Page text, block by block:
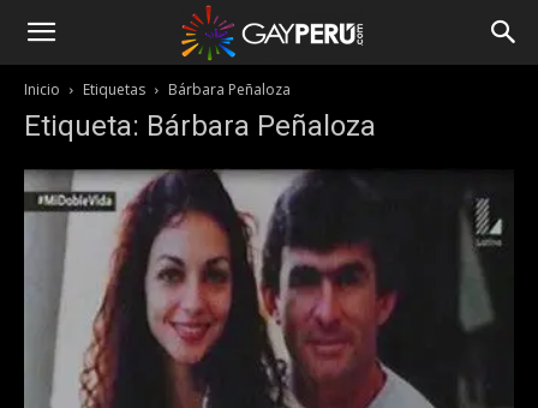
Inicio Etiquetas Bárbara Peñaloza
Etiqueta: Bárbara Peñaloza